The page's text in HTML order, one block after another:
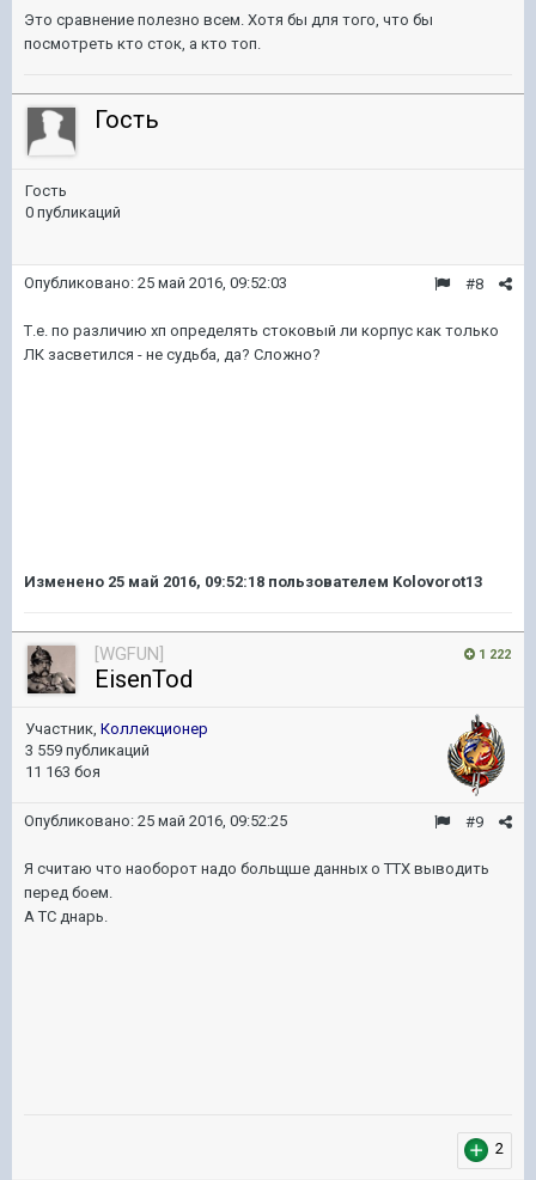
Это сравнение полезно всем. Хотя бы для того, что бы
посмотреть кто сток, а кто топ.
Гость
Гость
0 публикаций
#8
Опубликовано: 25 май 2016, 09:52:03
Т.е. по различию хп определять стоковый ли корпус как только
ЛК засветился - не судьба, да? Сложно?
Изменено 25 май 2016, 09:52:18 пользователем Kolovorot13
1 222
[WGFUN]
EisenTod
Участник, Коллекционер
3 559 публикаций
11 163 боя
#9
Опубликовано: 25 май 2016, 09:52:25
Я считаю что наоборот надо больщше данных о ТТХ выводить
перед боем.
А ТС днарь.
2